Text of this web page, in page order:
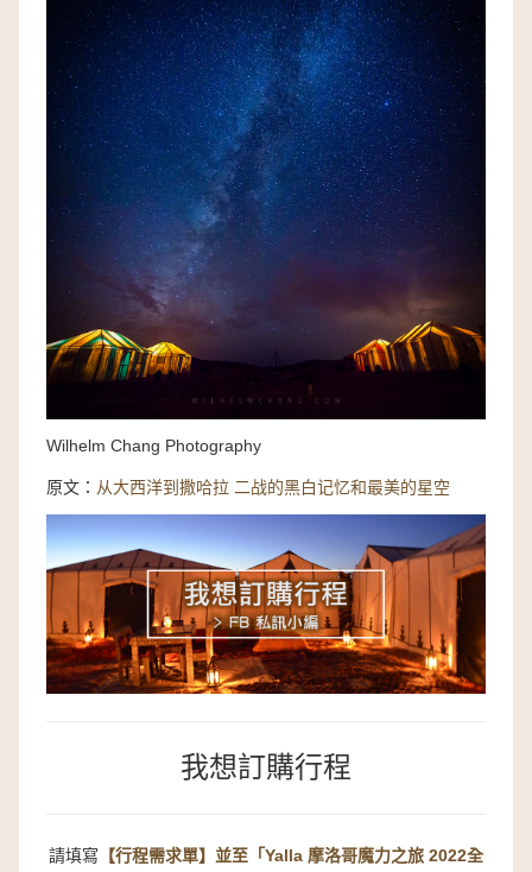
Wilhelm Chang Photography
原文： 从大西洋到撒哈拉 二战的黑白记忆和最美的星空
我想訂購行程
請填寫 【行程需求單】並至 「Yalla 摩洛哥魔力之旅 2022全